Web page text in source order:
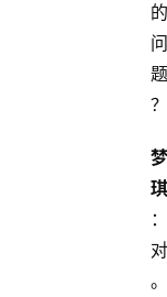
的
问
题
？
梦
琪
：
对
。